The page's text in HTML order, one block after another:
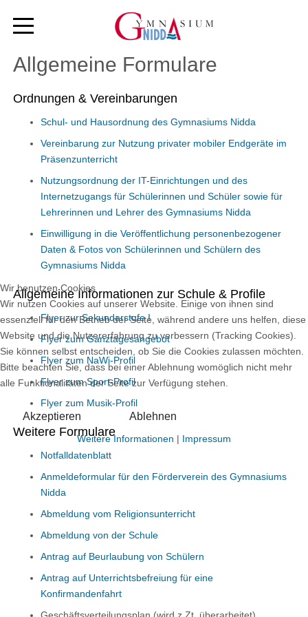
Allgemeine Formulare
Ordnungen & Vereinbarungen
Schul- und Hausordnung des Gymnasiums Nidda
Vereinbarung zur Nutzung privater mobiler Endgeräte im
Präsenzunterricht
Nutzungsordnung der IT-Einrichtungen und des
Internetzugangs für Schülerinnen und Schüler sowie für
Lehrerinnen und Lehrer des Gymnasiums Nidda
Einwilligung in die Veröffentlichung personenbezogener
Daten & Fotos von Schülerinnen und Schülern des
Gymnasiums Nidda
Allgemeine Informationen zur Schule & Profile
Flyer zur Sekundarstufe I
Flyer zum Ganztagesangebot
Flyer zum NaWi-Profil
Flyer zum Sport-Profil
Flyer zum Musik-Profil
Weitere Formulare
Notfalldatenblatt
Anmeldeformular für den Förderverein des Gymnasiums
Nidda
Abmeldung vom Religionsunterricht
Abmeldung von der Schule
Antrag auf Beurlaubung von Schülern
Antrag auf Unterrichtsbefreiung für eine
Konfirmandenfahrt
Wir benutzen Cookies
Wir nutzen Cookies auf unserer Website. Einige von ihnen sind
essenziell für den Betrieb der Seite, während andere uns helfen, diese
Website und die Nutzererfahrung zu verbessern (Tracking Cookies).
Sie können selbst entscheiden, ob Sie die Cookies zulassen möchten.
Bitte beachten Sie, dass bei einer Ablehnung womöglich nicht mehr
alle Funktionalitäten der Seite zur Verfügung stehen.
Akzeptieren Ablehnen
Weitere Informationen | Impressum